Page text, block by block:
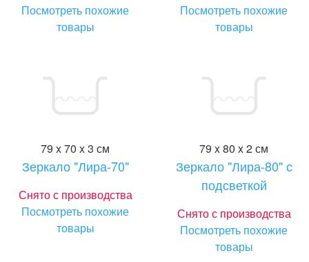
Посмотреть похожие
товары
Посмотреть похожие
товары
79 x 70 x 3 см
Зеркало "Лира-70"
Снято с производства
Посмотреть похожие
товары
79 x 80 x 2 см
Зеркало "Лира-80" с
подсветкой
Снято с производства
Посмотреть похожие
товары